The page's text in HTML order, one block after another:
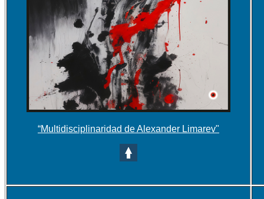
“Multidisciplinaridad de Alexander Limarev"